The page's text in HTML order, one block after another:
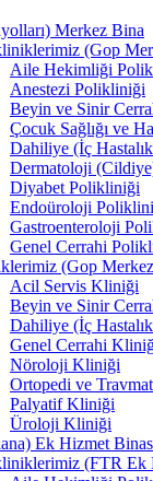
Merkez Bina
(Gop
Aile Hekimliği
Anestezi Polikliniği
Beyin ve Sinir
Çocuk Sağlığı ve
Dahiliye (İç
Dermatoloji
Diyabet Polikliniği
Endoüroloji
Gastroenteroloji
Genel Cerrahi
(Gop
Acil Servis Kliniği
Beyin ve Sinir
Dahiliye (İç
Genel Cerrahi
Nöroloji Kliniği
Ortopedi ve
Palyatif Kliniği
Üroloji Kliniği
Ek Hizmet
(FTR Ek